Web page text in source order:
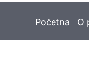
Početna O